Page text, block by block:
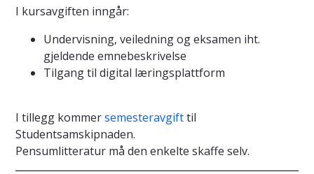
I kursavgiften inngår:
Undervisning, veiledning og eksamen iht.
gjeldende emnebeskrivelse
Tilgang til digital læringsplattform
I tillegg kommersemesteravgifttil
Studentsamskipnaden.
Pensumlitteratur må den enkelte skaffe selv.